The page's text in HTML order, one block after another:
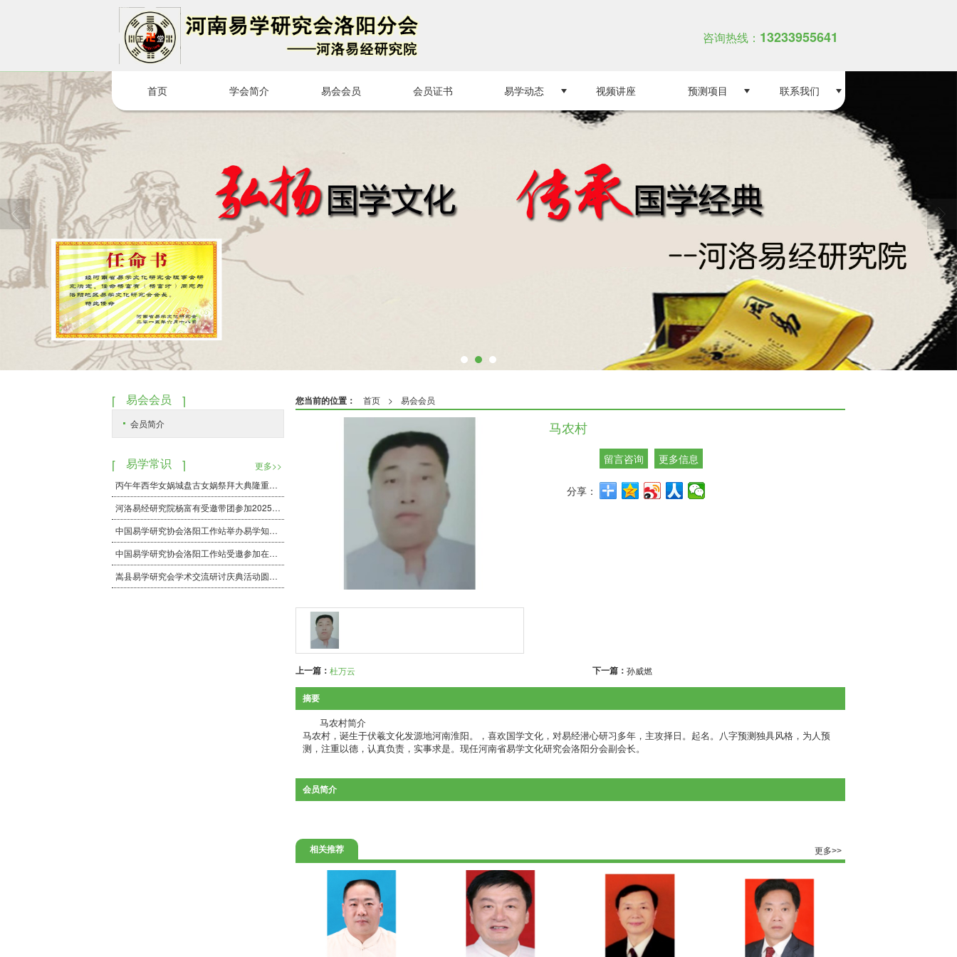
很遗憾，因您的浏览器版本过低导致无法获得最佳浏览体验，推荐下载安装谷歌浏览器！
咨询热线： 13233955641
首页 学会简介 易会会员 会员证书 易学动态 视频讲座 预测项目 联系我们
您当前的位置： 首页 > 易会会员
马农村
留言咨询 更多信息
分享：
上一篇： 杜万云 下一篇： 孙威燃
摘要
马农村，诞生于伏羲文化发源地河南淮阳。，喜欢国学文化，对易经潜心研习多年，主攻择日。起名。八字预测独具风格，为人预
测，注重以德，认真负责，实事求是。现任河南省易学文化研究会洛阳分会副会长。
会员简介
相关推荐 更多>>
易会会员
会员简介
更多>>
易学常识
丙午年西华女娲城盘古女娲祭拜大典隆重举行
河洛易经研究院杨富有受邀带团参加2025年7月，在北京举办的中华传统文化寻根之旅座谈会，本次活动圆满成功！
中国易学研究协会洛阳工作站举办易学知识分享活动
中国易学研究协会洛阳工作站受邀参加在洛书出书处劲德堪扬立牌议式
嵩县易学研究会学术交流研讨庆典活动圆满成功